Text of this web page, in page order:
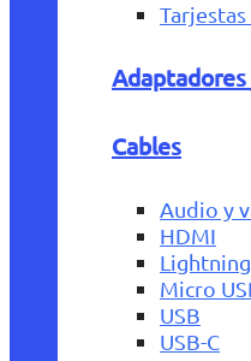
Cables
Audio y
HDMI
Lightning
Micro
USB
USB-C